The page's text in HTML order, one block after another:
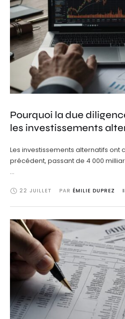
Pourquoi la due
les investissements
Les investissements alternatifs ont
précédent, passant de 4 000
…
22 JUILLET PAR ÉMILIE DUPREZ